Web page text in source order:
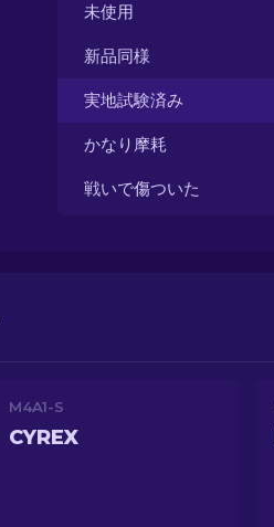
未使用
新品同様
実地試験済み
かなり摩耗
戦いで傷ついた
M4A1-S
CYREX